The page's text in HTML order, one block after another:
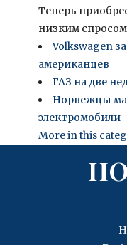
Теперь
низким
Volkswagen
американцев
ГАЗ на две
Норвежцы
электромобили
More in this